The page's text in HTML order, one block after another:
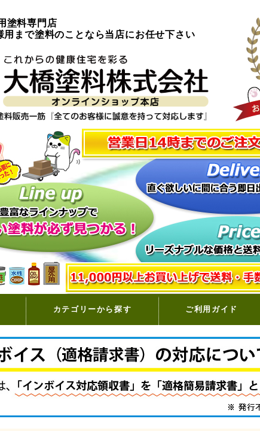
塗料専門店
用まで塗料のことなら当店にお任せ下さい
カテゴリーから探す ご利用ガイド